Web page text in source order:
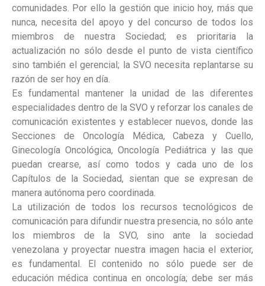
comunidades. Por ello la gestión que inicio hoy, más que
nunca, necesita del apoyo y del concurso de todos los
miembros de nuestra Sociedad; es prioritaria la
actualización no sólo desde el punto de vista científico
sino también el gerencial; la SVO necesita replantarse su
razón de ser hoy en día.
Es fundamental mantener la unidad de las diferentes
especialidades dentro de la SVO y reforzar los canales de
comunicación existentes y establecer nuevos, donde las
Secciones de Oncología Médica, Cabeza y Cuello,
Ginecología Oncológica, Oncología Pediátrica y las que
puedan crearse, así como todos y cada uno de los
Capítulos de la Sociedad, sientan que se expresan de
manera autónoma pero coordinada.
La utilización de todos los recursos tecnológicos de
comunicación para difundir nuestra presencia, no sólo ante
los miembros de la SVO, sino ante la sociedad
venezolana y proyectar nuestra imagen hacia el exterior,
es fundamental. El contenido no sólo puede ser de
educación médica continua en oncología; debe ser más